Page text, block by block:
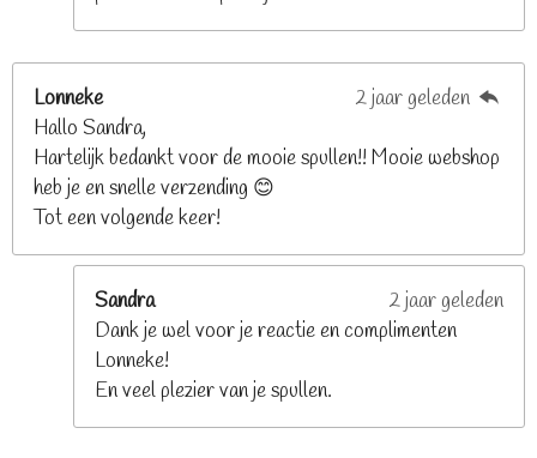
Lonneke
2 jaar geleden
Hallo Sandra,
Hartelijk bedankt voor de mooie spullen!! Mooie webshop
heb je en snelle verzending 😊
Tot een volgende keer!
Sandra
2 jaar geleden
Dank je wel voor je reactie en complimenten
Lonneke!
En veel plezier van je spullen.